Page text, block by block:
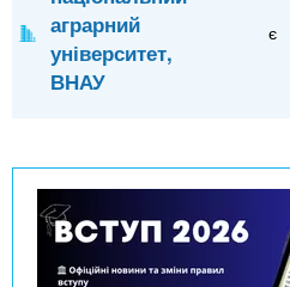
i
n
f
o
аграрний
університет,
ВНАУ
є